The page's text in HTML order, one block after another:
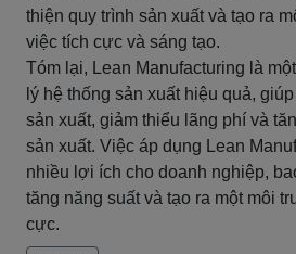
thiện quy trình sản xuất và tạo ra
việc tích cực và sáng tạo.
Tóm lại, Lean Manufacturing là
lý hệ thống sản xuất hiệu quả,
sản xuất, giảm thiểu lãng phí và
sản xuất. Việc áp dụng Lean
nhiều lợi ích cho doanh nghiệp,
tăng năng suất và tạo ra một môi
cực.